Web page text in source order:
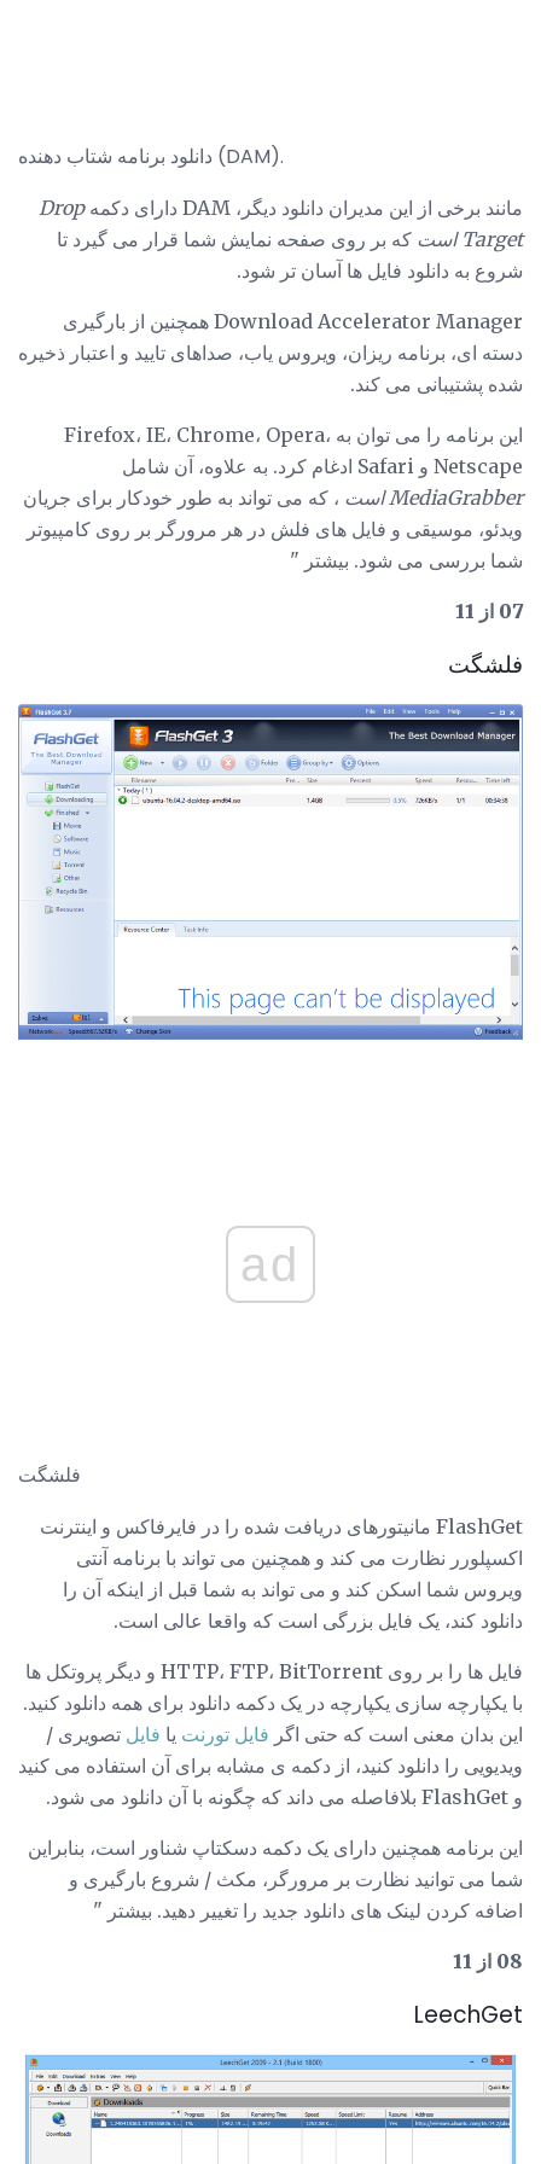
دانلود برنامه شتاب دهنده (DAM).
مانند برخی از این مدیران دانلود دیگر، DAM دارای دکمه
Drop
Target است
که بر روی صفحه نمایش شما قرار می گیرد تا
شروع به دانلود فایل ها آسان تر شود.
Download Accelerator Manager همچنین از بارگیری
دسته ای، برنامه ریزان، ویروس یاب، صداهای تایید و اعتبار ذخیره
شده پشتیبانی می کند.
این برنامه را می توان به Firefox، IE، Chrome، Opera،
Netscape و Safari ادغام کرد. به علاوه، آن شامل
MediaGrabber است
، که می تواند به طور خودکار برای جریان
ویدئو، موسیقی و فایل های فلش در هر مرورگر بر روی کامپیوتر
شما بررسی می شود. بیشتر "
07 از 11
فلشگت
ad
فلشگت
FlashGet مانیتورهای دریافت شده را در فایرفاکس و اینترنت
اکسپلورر نظارت می کند و همچنین می تواند با برنامه آنتی
ویروس شما اسکن کند و می تواند به شما قبل از اینکه آن را
دانلود کند، یک فایل بزرگی است که واقعا عالی است.
فایل ها را بر روی HTTP، FTP، BitTorrent و دیگر پروتکل ها
با یکپارچه سازی یکپارچه در یک دکمه دانلود برای همه دانلود کنید.
این بدان معنی است که حتی اگر فایل تورنت یا فایل تصویری /
ویدیویی را دانلود کنید، از دکمه ی مشابه برای آن استفاده می کنید
و FlashGet بلافاصله می داند که چگونه با آن دانلود می شود.
این برنامه همچنین دارای یک دکمه دسکتاپ شناور است، بنابراین
شما می توانید نظارت بر مرورگر، مکث / شروع بارگیری و
اضافه کردن لینک های دانلود جدید را تغییر دهید. بیشتر "
08 از 11
LeechGet